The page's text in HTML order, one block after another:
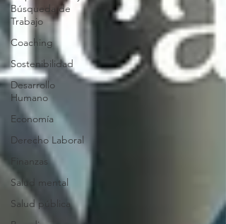
Búsqueda de
Trabajo
Coaching
Sostenibilidad
Desarrollo
Humano
Economía
Derecho Laboral
Finanzas
Salud mental
Salud pública